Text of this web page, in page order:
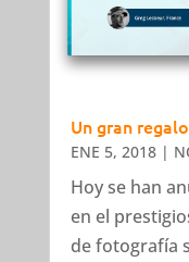
Un gran
ENE 5, 2018|
Hoy se han
en el
de fotografía